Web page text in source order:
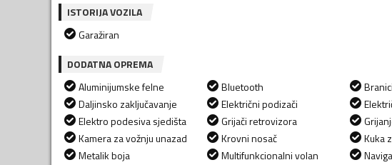
ISTORIJA VOZILA
Garažiran
DODATNA OPREMA
Aluminijumske felne
Daljinsko zaključavanje
Elektro podesiva sjedišta
Kamera za vožnju unazad
Metalik boja
Bluetooth
Električni podizači
Grijači retrovizora
Krovni nosač
Multifunkcionalni volan
Kuka